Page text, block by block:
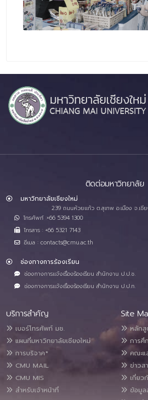
ติดต่อมหาวิทยาลัย
มหาวิทยาลัยเชียงใหม่
239 ถนนห้วยแก้ว ต.สุเทพ อ.เมือง จ.เชี
โทรศัพท์ :+66 5394 1300
โทรสาร : +66 5321 7143
อีเมล : contacts@cmu.ac.th
ช่องทางการร้องเรียน
ช่องทางการแจ้งเรื่องร้องเรียน สำนักงาน ป.ป.ช.
ช่องทางการแจ้งเรื่องร้องเรียน สำนักงาน ป.ป.ท.
บริการสำคัญ
เบอร์โทรศัพท์ มช.
แผนที่มหาวิทยาลัยเชียงใหม่
การบริจาค*
CMU MAIL
CMU MIS
สำหรับเจ้าหน้าที่
Site
หลักสู
การศึ
คณะแ
ข่าวส
เกี่ยว
ข้อมูล